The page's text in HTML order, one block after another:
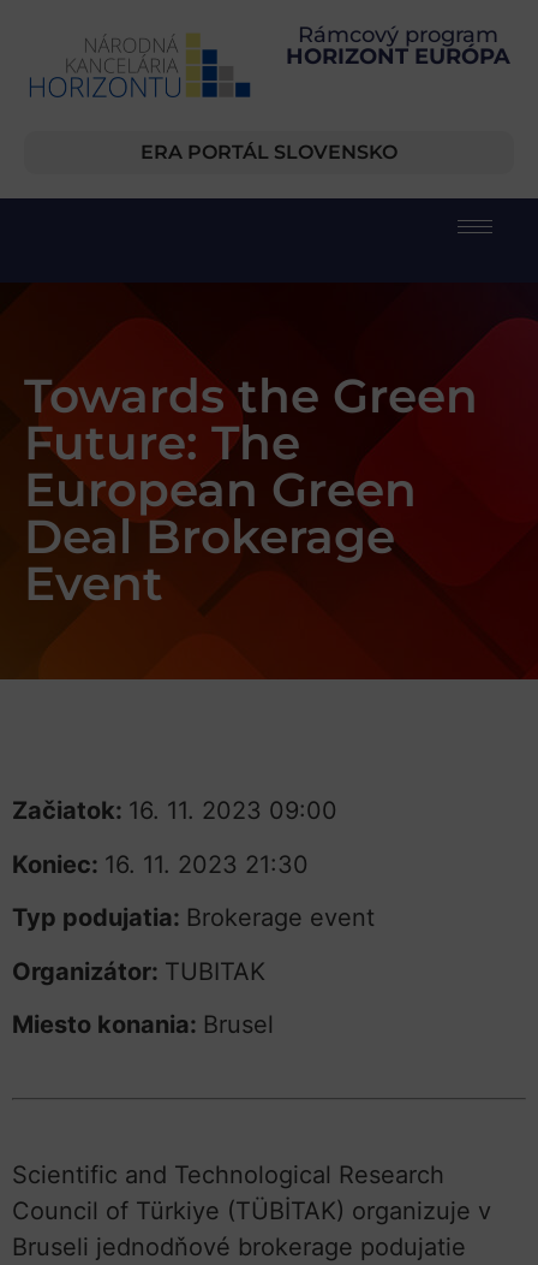
Rámcový program
HORIZONT EURÓPA
ERA PORTÁL SLOVENSKO
Towards the Green
Future: The
European Green
Deal Brokerage
Event
Začiatok: 16. 11. 2023 09:00
Koniec: 16. 11. 2023 21:30
Typ podujatia: Brokerage event
Organizátor: TUBITAK
Miesto konania: Brusel
Scientific and Technological Research
Council of Türkiye (TÜBİTAK) organizuje v
Bruseli jednodňové brokerage podujatie